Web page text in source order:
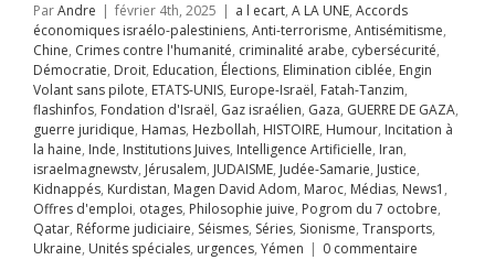
Justice
Kurdistan
Adom Maroc
News1 Offres
otages
juive Pogrom
Qatar
judiciaire
Séries Sionisme
Ukraine Unités
urgences Yémen
ParAndre | février 4th, 2025 | a l ecart, A LA UNE, Accords
économiques israélo-palestiniens, Anti-terrorisme, Antisémitisme,
Chine, Crimes contre l'humanité, criminalité arabe, cybersécurité,
Démocratie, Droit, Education, Élections, Elimination ciblée, Engin
Volant sans pilote, ETATS-UNIS, Europe-Israël, Fatah-Tanzim,
flashinfos, Fondation d'Israël, Gaz israélien, Gaza, GUERRE DE GAZA,
guerre juridique, Hamas, Hezbollah, HISTOIRE, Humour, Incitation à
la haine, Inde, Institutions Juives, Intelligence Artificielle, Iran,
israelmagnewstv, Jérusalem, JUDAISME, Judée-Samarie, Justice,
Kidnappés, Kurdistan, Magen David Adom, Maroc, Médias, News1 ,
Offres d'emploi, otages, Philosophie juive, Pogrom du 7 octobre,
Qatar, Réforme judiciaire, Séismes, Séries, Sionisme, Transports,
Ukraine, Unités spéciales, urgences, Yémen | 0 commentaire